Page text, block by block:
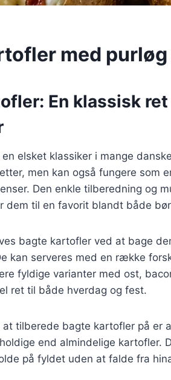
med
En klassisk
elsket klassiker i mange
men kan også fungere som
Den enkle tilberedning og
dem til en favorit blandt både
bagte kartofler ved at bage
kan serveres med en række
fyldige varianter med ost,
ret til både hverdag og fest.
tilberede bagte kartofler på er
end almindelige kartofler.
på fyldet uden at falde fra